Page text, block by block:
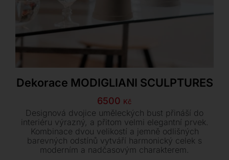
Dekorace MODIGLIANI SCULPTURES
6500 Kč
Designová dvojice uměleckých bust přináší do
interiéru výrazný, a přitom velmi elegantní prvek.
Kombinace dvou velikostí a jemně odlišných
barevných odstínů vytváří harmonický celek s
moderním a nadčasovým charakterem.